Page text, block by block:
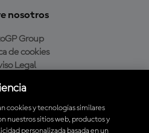
nosotros
Group
de cookies
Legal
de compra
cookies y tecnologías similares
nuestros sitios web, productos y
personalizada basada en un